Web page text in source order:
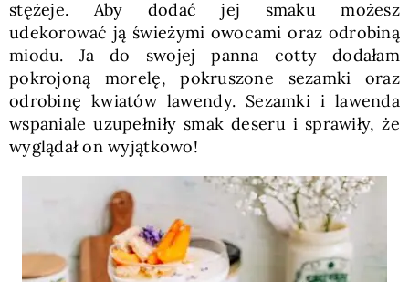
stężeje. Aby dodać jej smaku możesz
udekorować ją świeżymi owocami oraz odrobiną
miodu. Ja do swojej panna cotty dodałam
pokrojoną morelę, pokruszone sezamki oraz
odrobinę kwiatów lawendy. Sezamki i lawenda
wspaniale uzupełniły smak deseru i sprawiły, że
wyglądał on wyjątkowo!